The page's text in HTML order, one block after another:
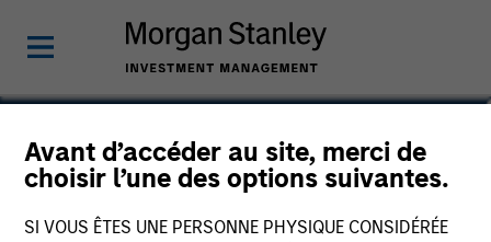
Avant d’accéder au site, merci de
choisir l’une des options suivantes.
SI VOUS ÊTES UNE PERSONNE PHYSIQUE CONSIDÉRÉE
Ranjit Kapila
Co-President and Chief Operating
Officer, Parametric